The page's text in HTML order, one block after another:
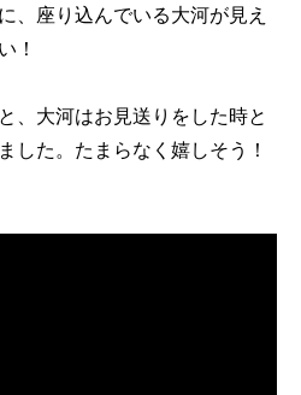
、座り込んでいる大河が見え
！
、大河はお見送りをした時と
した。たまらなく嬉しそう！